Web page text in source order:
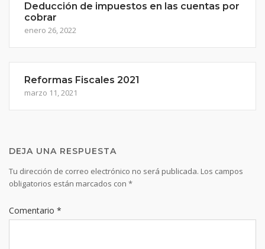
Deducción de impuestos en las cuentas por
cobrar
enero 26, 2022
Reformas Fiscales 2021
marzo 11, 2021
DEJA UNA RESPUESTA
Tu dirección de correo electrónico no será publicada. Los campos
obligatorios están marcados con *
Comentario *